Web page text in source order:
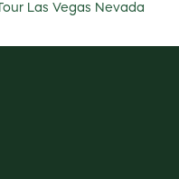
Las Vegas Nevada